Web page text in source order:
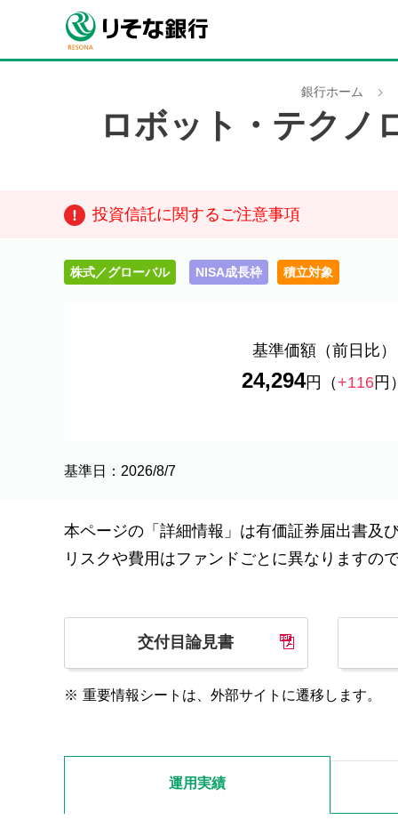
銀行ホーム
ロボット・テクノ
投資信託に関するご注意事項
株式／グローバル NISA成長枠 積立対象
基準価額（前日比）
24,294円 （+116円
基準日：2026/8/7
本ページの「詳細情報」は有価証券届出書及
リスクや費用はファンドごとに異なりますの
交付目論見書
※ 重要情報シートは、外部サイトに遷移します。
運用実績